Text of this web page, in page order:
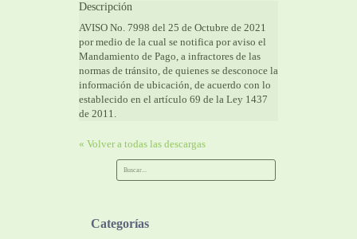
Descripción
AVISO No. 7998 del 25 de Octubre de 2021
por medio de la cual se notifica por aviso el
Mandamiento de Pago, a infractores de las
normas de tránsito, de quienes se desconoce la
información de ubicación, de acuerdo con lo
establecido en el artículo 69 de la Ley 1437
de 2011.
« Volver a todas las descargas
Categorías